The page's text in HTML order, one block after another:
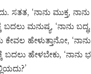
‘ನಾನು ಮುಕ್ತ, ನಾನು
ಮನುಷ್ಯ, ‘ನಾನು
ಕೇವಲ ಹೇಳುತ್ತಾನೋ,
ಹೇಳಬೇಕು, ‘ನಾನು